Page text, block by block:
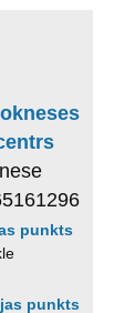
punkts
punkts